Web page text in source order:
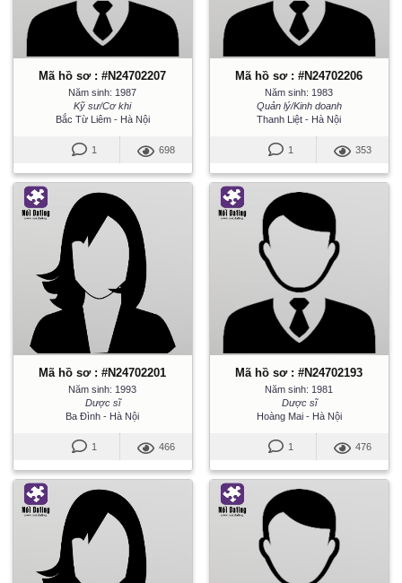
Mã hồ sơ : #N24702207
Năm sinh: 1987
Kỹ sư/Cơ khi
Bắc Từ Liêm - Hà Nội
1 698
Mã hồ sơ : #N24702206
Năm sinh: 1983
Quản lý/Kinh doanh
Thanh Liệt - Hà Nội
1 353
Mã hồ sơ : #N24702201
Năm sinh: 1993
Dược sĩ
Ba Đình - Hà Nội
1 466
Mã hồ sơ : #N24702193
Năm sinh: 1981
Dược sĩ
Hoàng Mai - Hà Nội
1 476